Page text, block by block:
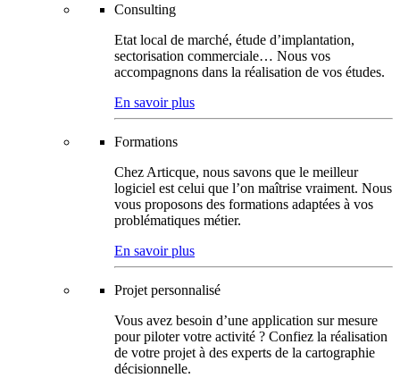
Consulting
Etat local de marché, étude d’implantation,
sectorisation commerciale… Nous vos
accompagnons dans la réalisation de vos études.
En savoir plus
Formations
Chez Articque, nous savons que le meilleur
logiciel est celui que l’on maîtrise vraiment. Nous
vous proposons des formations adaptées à vos
problématiques métier.
En savoir plus
Projet personnalisé
Vous avez besoin d’une application sur mesure
pour piloter votre activité ? Confiez la réalisation
de votre projet à des experts de la cartographie
décisionnelle.